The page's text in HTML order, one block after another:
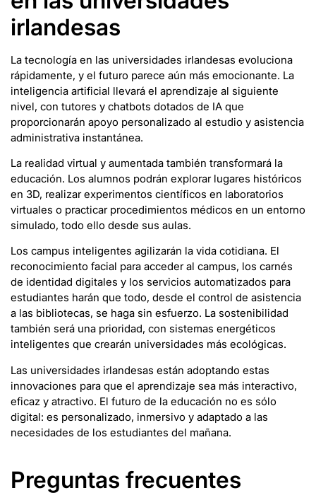
irlandesas
La tecnología en las universidades irlandesas evoluciona
rápidamente, y el futuro parece aún más emocionante. La
inteligencia artificial llevará el aprendizaje al siguiente
nivel, con tutores y chatbots dotados de IA que
proporcionarán apoyo personalizado al estudio y asistencia
administrativa instantánea.
La realidad virtual y aumentada también transformará la
educación. Los alumnos podrán explorar lugares históricos
en 3D, realizar experimentos científicos en laboratorios
virtuales o practicar procedimientos médicos en un entorno
simulado, todo ello desde sus aulas.
Los campus inteligentes agilizarán la vida cotidiana. El
reconocimiento facial para acceder al campus, los carnés
de identidad digitales y los servicios automatizados para
estudiantes harán que todo, desde el control de asistencia
a las bibliotecas, se haga sin esfuerzo. La sostenibilidad
también será una prioridad, con sistemas energéticos
inteligentes que crearán universidades más ecológicas.
Las universidades irlandesas están adoptando estas
innovaciones para que el aprendizaje sea más interactivo,
eficaz y atractivo. El futuro de la educación no es sólo
digital: es personalizado, inmersivo y adaptado a las
necesidades de los estudiantes del mañana.
Preguntas frecuentes